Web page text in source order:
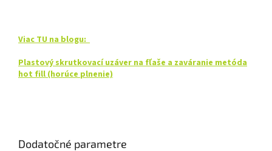
Viac TU na blogu:
Plastový skrutkovací uzáver na fľaše a zaváranie metóda
hot fill (horúce plnenie)
Dodatočné parametre